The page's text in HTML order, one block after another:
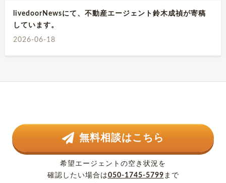
livedoorNewsにて、不動産エージェント鈴木成禎が寄稿
しています。
2026-06-18
無料相談はこちら
希望エージェントの空き状況を
確認したい場合は050-1745-5799 まで